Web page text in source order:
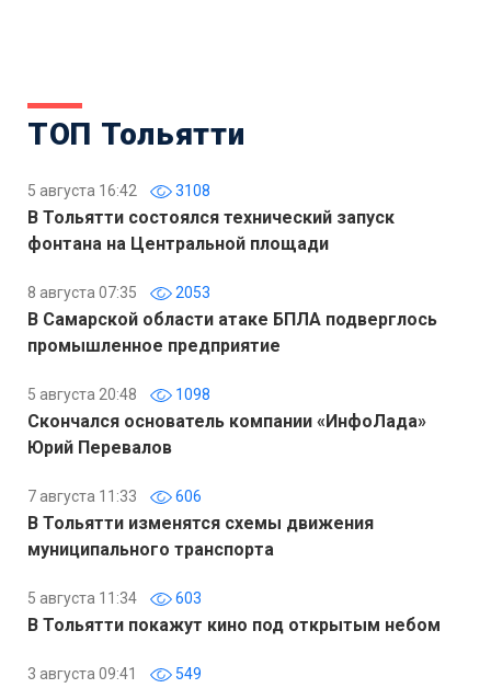
ТОП Тольятти
5 августа 16:42 3108
В Тольятти состоялся технический запуск
фонтана на Центральной площади
8 августа 07:35 2053
В Самарской области атаке БПЛА подверглось
промышленное предприятие
5 августа 20:48 1098
Скончался основатель компании «ИнфоЛада»
Юрий Перевалов
7 августа 11:33 606
В Тольятти изменятся схемы движения
муниципального транспорта
5 августа 11:34 603
В Тольятти покажут кино под открытым небом
3 августа 09:41 549